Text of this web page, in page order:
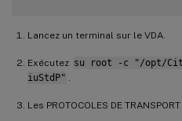
Lancez un terminal sur le VDA.
Exécutez su root -c "/opt/
iuStdP"
Les PROTOCOLES DE